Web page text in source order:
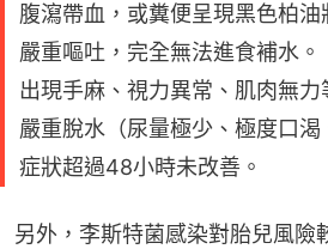
腹瀉帶血，或糞便呈現黑色柏油
嚴重嘔吐，完全無法進食補水。
出現手麻、視力異常、肌肉無力
嚴重脫水（尿量極少、極度口渴
症狀超過48小時未改善。
另外，李斯特菌感染對胎兒風險